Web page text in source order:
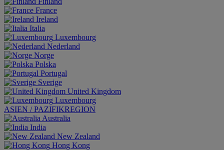
France
Ireland
Italia
Luxembourg
Nederland
Norge
Polska
Portugal
Sverige
United Kingdom
Luxembourg
ASIEN / PAZIFIKREGION
Australia
India
New Zealand
Hong Kong